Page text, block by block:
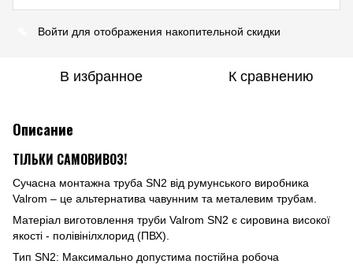
Войти для отображения накопительной скидки
В избранное К сравнению
Описание
ТІЛЬКИ САМОВИВОЗ!
Сучасна монтажна труба SN2 від румунського виробника
Valrom – це альтернатива чавунним та металевим трубам.
Матеріал виготовлення труби Valrom SN2 є сировина високої
якості - полівінілхлорид (ПВХ).
Тип SN2: Максимально допустима постійна робоча